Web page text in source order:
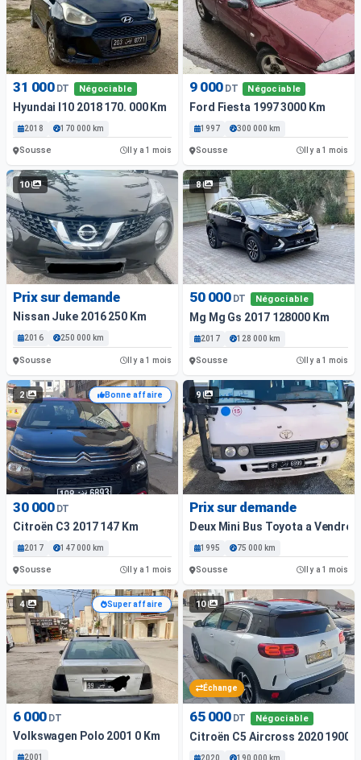
31 000 DT Négociable
Hyundai I10 2018 170. 000 Km
2018 170 000 km
Sousse Il y a 1 mois
9 000 DT Négociable
Ford Fiesta 1997 3000 Km
1997 300 000 km
Sousse Il y a 1 mois
10
Prix sur demande
Nissan Juke 2016 250 Km
2016 250 000 km
Sousse Il y a 1 mois
8
50 000 DT Négociable
Mg Mg Gs 2017 128000 Km
2017 128 000 km
Sousse Il y a 1 mois
2 Bonne affaire
30 000 DT
Citroën C3 2017 147 Km
2017 147 000 km
Sousse Il y a 1 mois
9
Prix sur demande
Deux Mini Bus Toyota a Vendre
1995 75 000 km
Sousse Il y a 1 mois
4 Super affaire
6 000 DT
Volkswagen Polo 2001 0 Km
2001
10
Échange
65 000 DT Négociable
Citroën C5 Aircross 2020 19000
2020 190 000 km